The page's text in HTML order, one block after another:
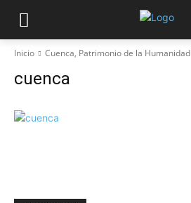
Inicio Cuenca, Patrimonio de la Humanidad
cuenca